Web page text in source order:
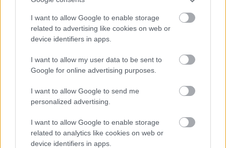
I want to allow Google to enable storage
related to advertising like cookies on web or
device identifiers in apps.
I want to allow my user data to be sent to
Google for online advertising purposes.
I want to allow Google to send me
personalized advertising.
I want to allow Google to enable storage
related to analytics like cookies on web or
device identifiers in apps.
Valoarea maximă a garanției: de la 200.000
până la 400.000 lei, în funcție de bancă
Procentul maxim de garantare: până la 80%
Termen de aprobare: 2 zile lucrătoare
Mod de accesare: online – banca transmite
la FNGCIMM documentele electronic